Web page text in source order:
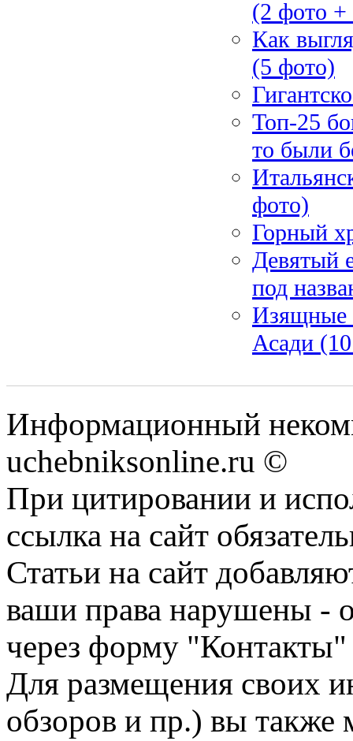
(2 фото +
Как
(5 фото)
Топ-25
то были
фото)
Горный
Девятый
под
Изящные
Асади
Информационный
uchebniksonline.ru ©
При цитировании и
ссылка на сайт
Статьи на сайт
ваши права нарушены -
через форму "Контакты"
Для размещения своих
обзоров и пр.) вы также